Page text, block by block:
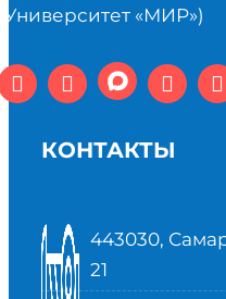
«МИР»)
КОНТАКТЫ
443030,
21